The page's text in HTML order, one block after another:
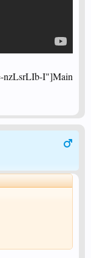
nzLsrLIb-I"]Main